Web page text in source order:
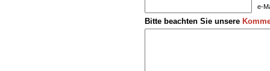
e-
Bitte beachten Sie unsere